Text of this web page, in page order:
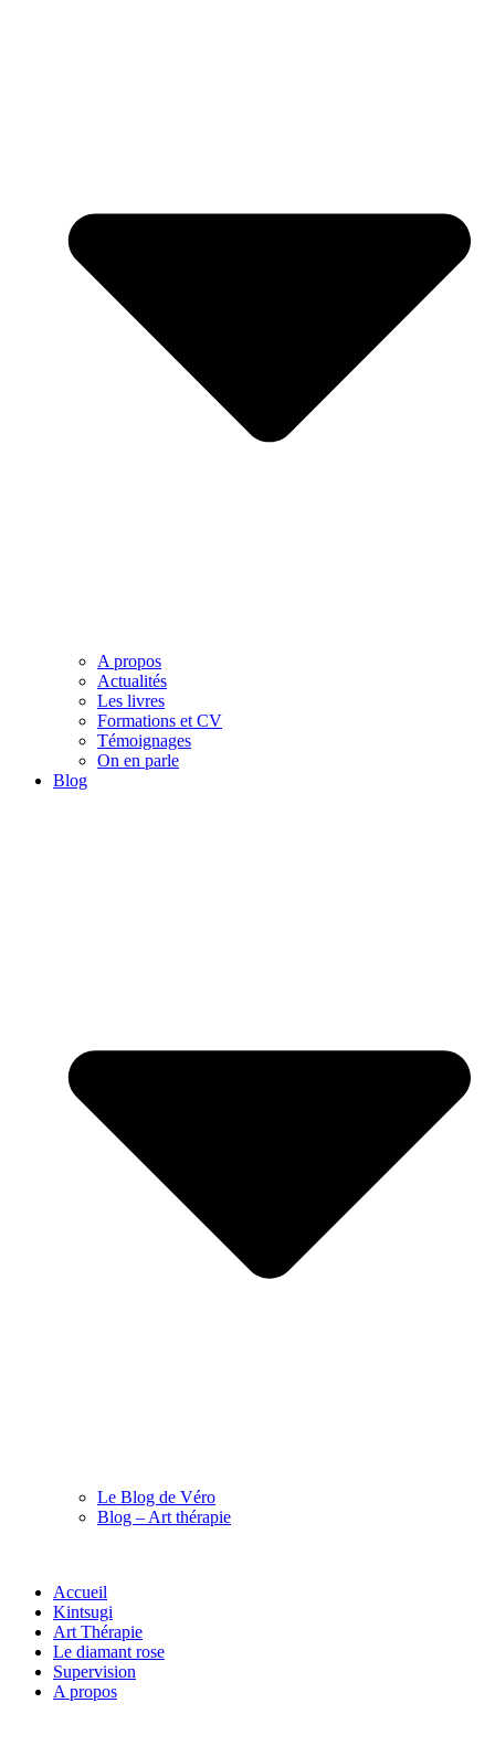
A propos
Actualités
Les livres
Formations et CV
Témoignages
On en parle
Blog
Le Blog de Véro
Blog – Art thérapie
Accueil
Kintsugi
Art Thérapie
Le diamant rose
Supervision
A propos